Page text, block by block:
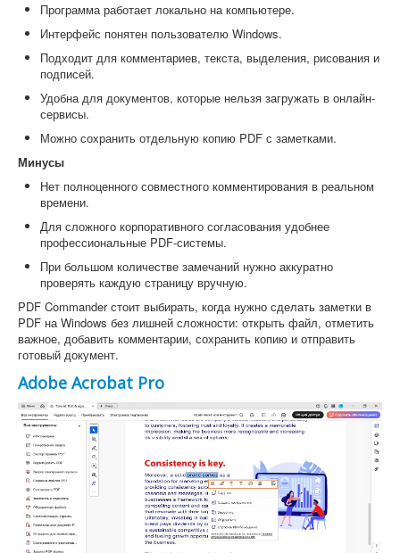
Программа работает локально на компьютере.
Интерфейс понятен пользователю Windows.
Подходит для комментариев, текста, выделения, рисования и
подписей.
Удобна для документов, которые нельзя загружать в онлайн-
сервисы.
Можно сохранить отдельную копию PDF с заметками.
Минусы
Нет полноценного совместного комментирования в реальном
времени.
Для сложного корпоративного согласования удобнее
профессиональные PDF-системы.
При большом количестве замечаний нужно аккуратно
проверять каждую страницу вручную.
PDF Commander стоит выбирать, когда нужно сделать заметки в
PDF на Windows без лишней сложности: открыть файл, отметить
важное, добавить комментарии, сохранить копию и отправить
готовый документ.
Adobe Acrobat Pro